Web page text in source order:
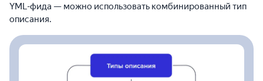
YML-фида — можно использовать комбинированный тип
описания.